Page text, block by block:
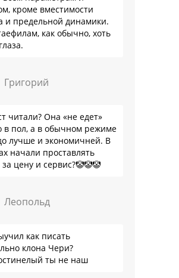
кроме вместимости
и предельной динамики.
как обычно, хоть
Григорий
читали? Она «не едет»
в пол, а в обычном режиме
лучше и экономичней. В
начали проставлять
цену и сервис?🤡🤡🤡
Леопольд
как писать
клона Чери?
ты не наш